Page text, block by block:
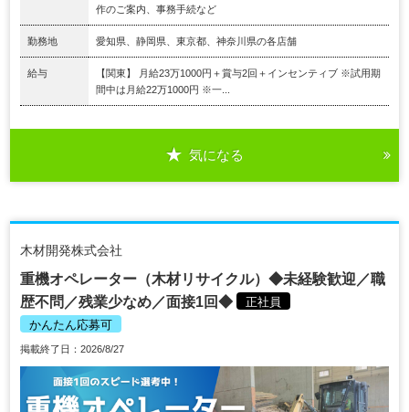
作のご案内、事務手続など
勤務地 愛知県、静岡県、東京都、神奈川県の各店舗
給与
【関東】 月給23万1000円＋賞与2回＋インセンティブ ※試用期
間中は月給22万1000円 ※一...
気になる
木材開発株式会社
重機オペレーター（木材リサイクル）◆未経験歓迎／職
歴不問／残業少なめ／面接1回◆
正社員
かんたん応募可
掲載終了日：2026/8/27